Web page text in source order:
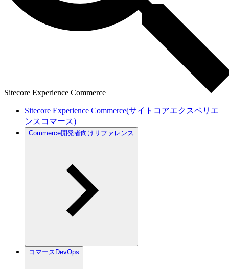
Sitecore Experience Commerce
Sitecore Experience Commerce(サイトコアエクスペリエ
ンスコマース)
Commerce開発者向けリファレンス
コマースDevOps